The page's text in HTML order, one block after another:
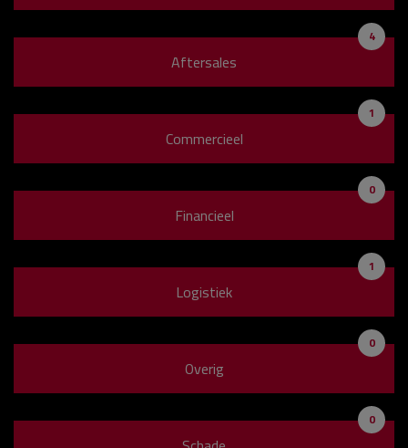
Aftersales
4
Commercieel
1
Financieel
0
Logistiek
1
Overig
0
0